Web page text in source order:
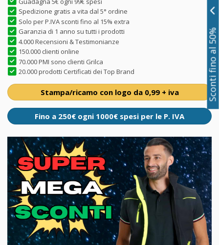
Spedizione gratis a vita dal 5° ordine
Solo per P.IVA sconti fino al 15% extra
Garanzia di 1 anno su tutti i prodotti
4.000 Recensioni & Testimonianze
150.000 clienti online
70.000 PMI sono clienti Grilca
20.000 prodotti Certificati dei Top Brand
Stampa/ricamo con logo da 0,99 + iva
Fino a 250€ ogni 1000€ spesi per le P. IVA
Sconti fino al 50%